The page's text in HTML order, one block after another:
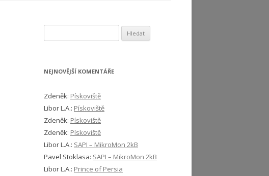
NEJNOVĚJŠÍ KOMENTÁŘE
Zdeněk: Pískoviště
Libor L.A.: Pískoviště
Zdeněk: Pískoviště
Zdeněk: Pískoviště
Libor L.A.: SAPI – MikroMon 2kB
Pavel Stoklasa: SAPI – MikroMon 2kB
Libor L.A.: Prince of Persia